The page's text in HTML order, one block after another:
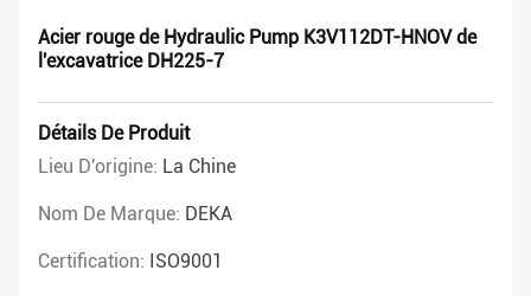
Acier rouge de Hydraulic Pump K3V112DT-HNOV de
l'excavatrice DH225-7
Détails De Produit
Lieu D'origine: La Chine
Nom De Marque: DEKA
Certification: ISO9001